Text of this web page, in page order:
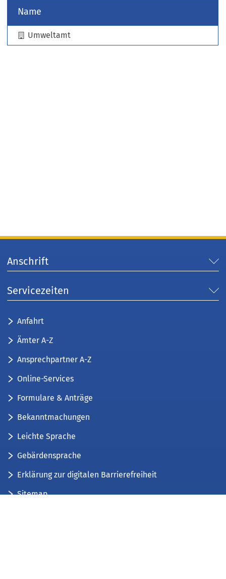
Name
Umweltamt
Anschrift
Servicezeiten
Anfahrt
Ämter A-Z
Ansprechpartner A-Z
Online-Services
Formulare & Anträge
Bekanntmachungen
Leichte Sprache
Gebärdensprache
Erklärung zur digitalen Barrierefreiheit
Sitemap